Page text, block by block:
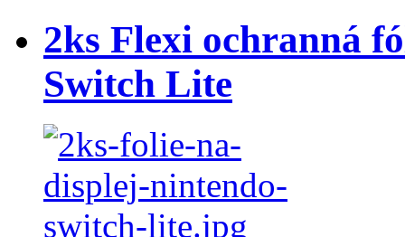
2ks Flexi ochranná
Switch Lite